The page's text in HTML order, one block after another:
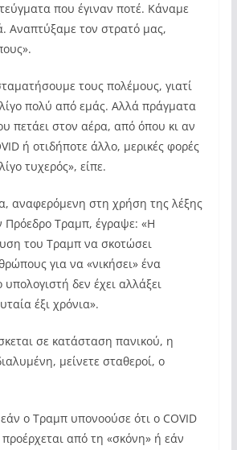
που έγιναν ποτέ. Κάναμε
Αναπτύξαμε τον στρατό μας,
τους πολέμους, γιατί
πολύ από εμάς. Αλλά πράγματα
πετάει στον αέρα, από όπου κι αν
ή οτιδήποτε άλλο, μερικές φορές
τυχερός», είπε.
αναφερόμενη στη χρήση της λέξης
Πρόεδρο Τραμπ, έγραψε: «Η
του Τραμπ να σκοτώσει
για να «νικήσει» ένα
υπολογιστή δεν έχει αλλάξει
έξι χρόνια».
σε κατάσταση πανικού, η
μείνετε σταθεροί, ο
ο Τραμπ υπονοούσε ότι ο COVID
από τη «σκόνη» ή εάν